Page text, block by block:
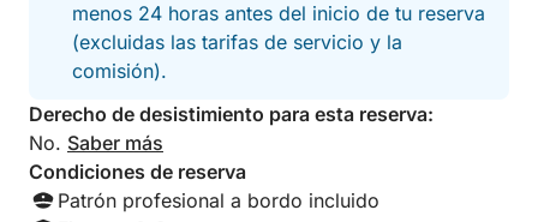
menos 24 horas antes del inicio de tu reserva
(excluidas las tarifas de servicio y la
comisión).
Derecho de desistimiento para esta reserva:
No. Saber más
Condiciones de reserva
Patrón profesional a bordo incluido